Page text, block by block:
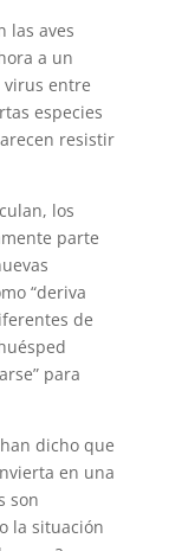
las aves
a un
virus entre
especies
resistir
los
parte
“deriva
de
para
dicho que
en una
son
la situación